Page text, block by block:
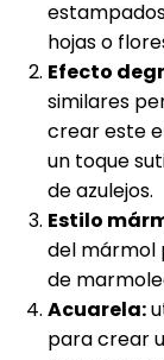
hojas o
Efecto
similares
crear este
un toque
de azulejos.
Estilo
del mármol
de
Acuarela:
para crear